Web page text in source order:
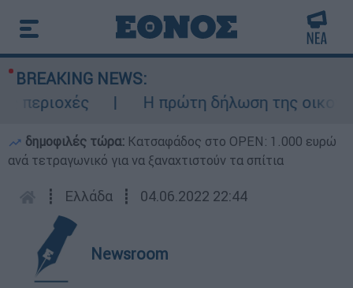
BREAKING NEWS:
Η πρώτη δήλωση της
δημοφιλές τώρα: Κατσαφάδος στο OPEN: 1.000 ευρώ
ανά τετραγωνικό για να ξαναχτιστούν τα σπίτια
┋ Ελλάδα ┋ 04.06.2022 22:44
Newsroom